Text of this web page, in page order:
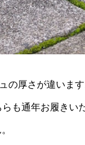
の厚さが違いま
も通年お履きい